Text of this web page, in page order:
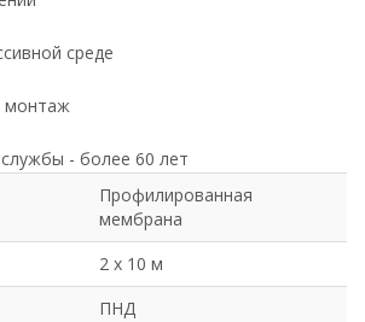
среде
монтаж
- более 60 лет
Профилированная
мембрана
2 х 10 м
ПНД